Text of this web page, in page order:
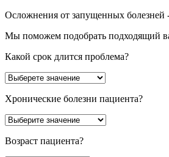
Осложнения от запущенных болезней
Мы поможем подобрать подходящий
Какой срок длится проблема?
Хронические болезни пациента?
Возраст пациента?